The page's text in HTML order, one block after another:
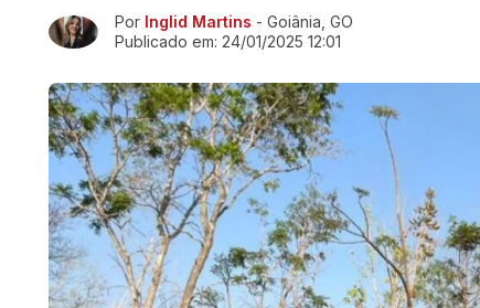
Ir direto pra matéria
Por Inglid Martins - Goiânia, GO
Publicado em: 24/01/2025 12:01